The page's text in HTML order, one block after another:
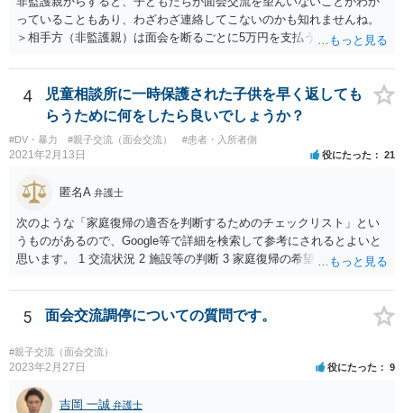
っていることもあり、わざわざ連絡してこないのかも知れませんね。
＞相手方（非監護親）は面会を断るごとに5万円を支払うことを取決め
当に何が何でも面会交流したい（子どもたちと会いたい）と言うより
は、あなたに対する嫌がらせだった可能性もあるように思います（そ
ういう男はDV・虐待系の男には珍しくありません。）。 面会交流とは
親の権利ではなく、『子どものため』のものです。 子どもたちの年齢
（自分の気持ちを言える年齢）を考えても、無理に面会交流をする必
要もありません。 相手から面会交流を行うことについての申し出があ
ったときに対応すれば十分だと思います。 仮に相手から、面会交流さ
せなかった（連絡をしてこなかった）と慰謝料請求してきたとして
も、そのような請求は、まず認められません。 ご心配であれば、審判
書を持参して、お近くの弁護士に法律相談してみてください。
4
児童相談所に一時保護された子供を早く返しても
らうために何をしたら良いでしょうか？
#DV・暴力 #親子交流（面会交流） #患者・入所者側
2021年2月13日 役にたった 21
匿名A 弁護士
次のような「家庭復帰の適否を判断するためのチェックリスト」とい
うものがあるので、Google等で詳細を検索して参考にされるとよいと
思います。 1 交流状況 2 施設等の判断 3 家庭復帰の希望 4 保護者への
能力 8 引取りの希望 9 虐待の事実を認めていること 10 子どもの立場
に立った見方 11 衝動のコントロール 12 精神的安定 13 養育の知識・
立、トラブル 16 親族との関係 17 生活基盤の安定 18 子どもの心理的
居場所 19 地域の受入れ体制 20 地域の支援機能 お母様が別居して引き
取るプランは、児童相談所側からすると、17・18あたりでネガティブ
に捉えられる可能性がありますので、たとえば、あなた自身が安定し
5 面会交流調停についての質問です。
#親子交流（面会交流）
2023年2月27日 役にたった 9
吉岡 一誠 弁護士